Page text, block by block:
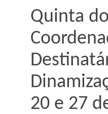
Quinta
20 e 27